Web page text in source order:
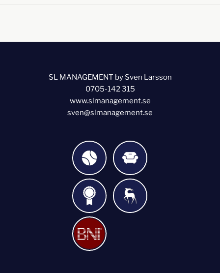
SL MANAGEMENT by Sven Larsson
0705-142 315
www.slmanagement.se
sven@slmanagement.se